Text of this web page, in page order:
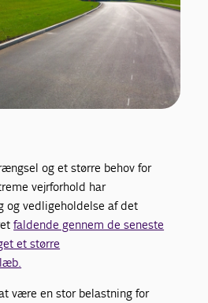
og et større behov for
vejrforhold har
og vedligeholdelse af det
faldende gennem de seneste
et større
være en stor belastning for